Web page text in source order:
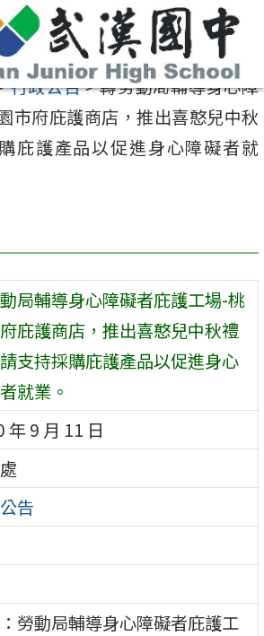
行政公告>轉勞動局輔導身心障
市府庇護商店，推出喜憨兒中秋
庇護產品以促進身心障礙者就
局輔導身心障礙者庇護工場-桃
庇護商店，推出喜憨兒中秋禮
支持採購庇護產品以促進身心
就業。
年 9 月 11 日
告
勞動局輔導身心障礙者庇護工